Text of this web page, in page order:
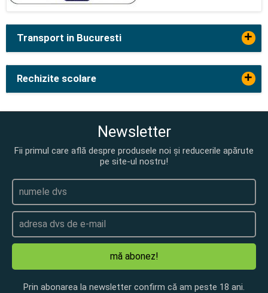
Transport in Bucuresti +
Rechizite scolare +
Newsletter
Fii primul care află despre produsele noi și reducerile apărute
pe site-ul nostru!
mă abonez!
Prin abonarea la newsletter confirm că am peste 18 ani.